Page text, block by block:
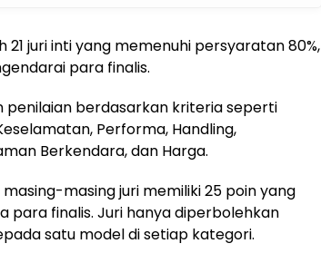
21 juri inti yang memenuhi persyaratan 80%,
para finalis.
penilaian berdasarkan kriteria seperti
Performa, Handling,
Berkendara, dan Harga.
masing juri memiliki 25 poin yang
para finalis. Juri hanya diperbolehkan
satu model di setiap kategori.